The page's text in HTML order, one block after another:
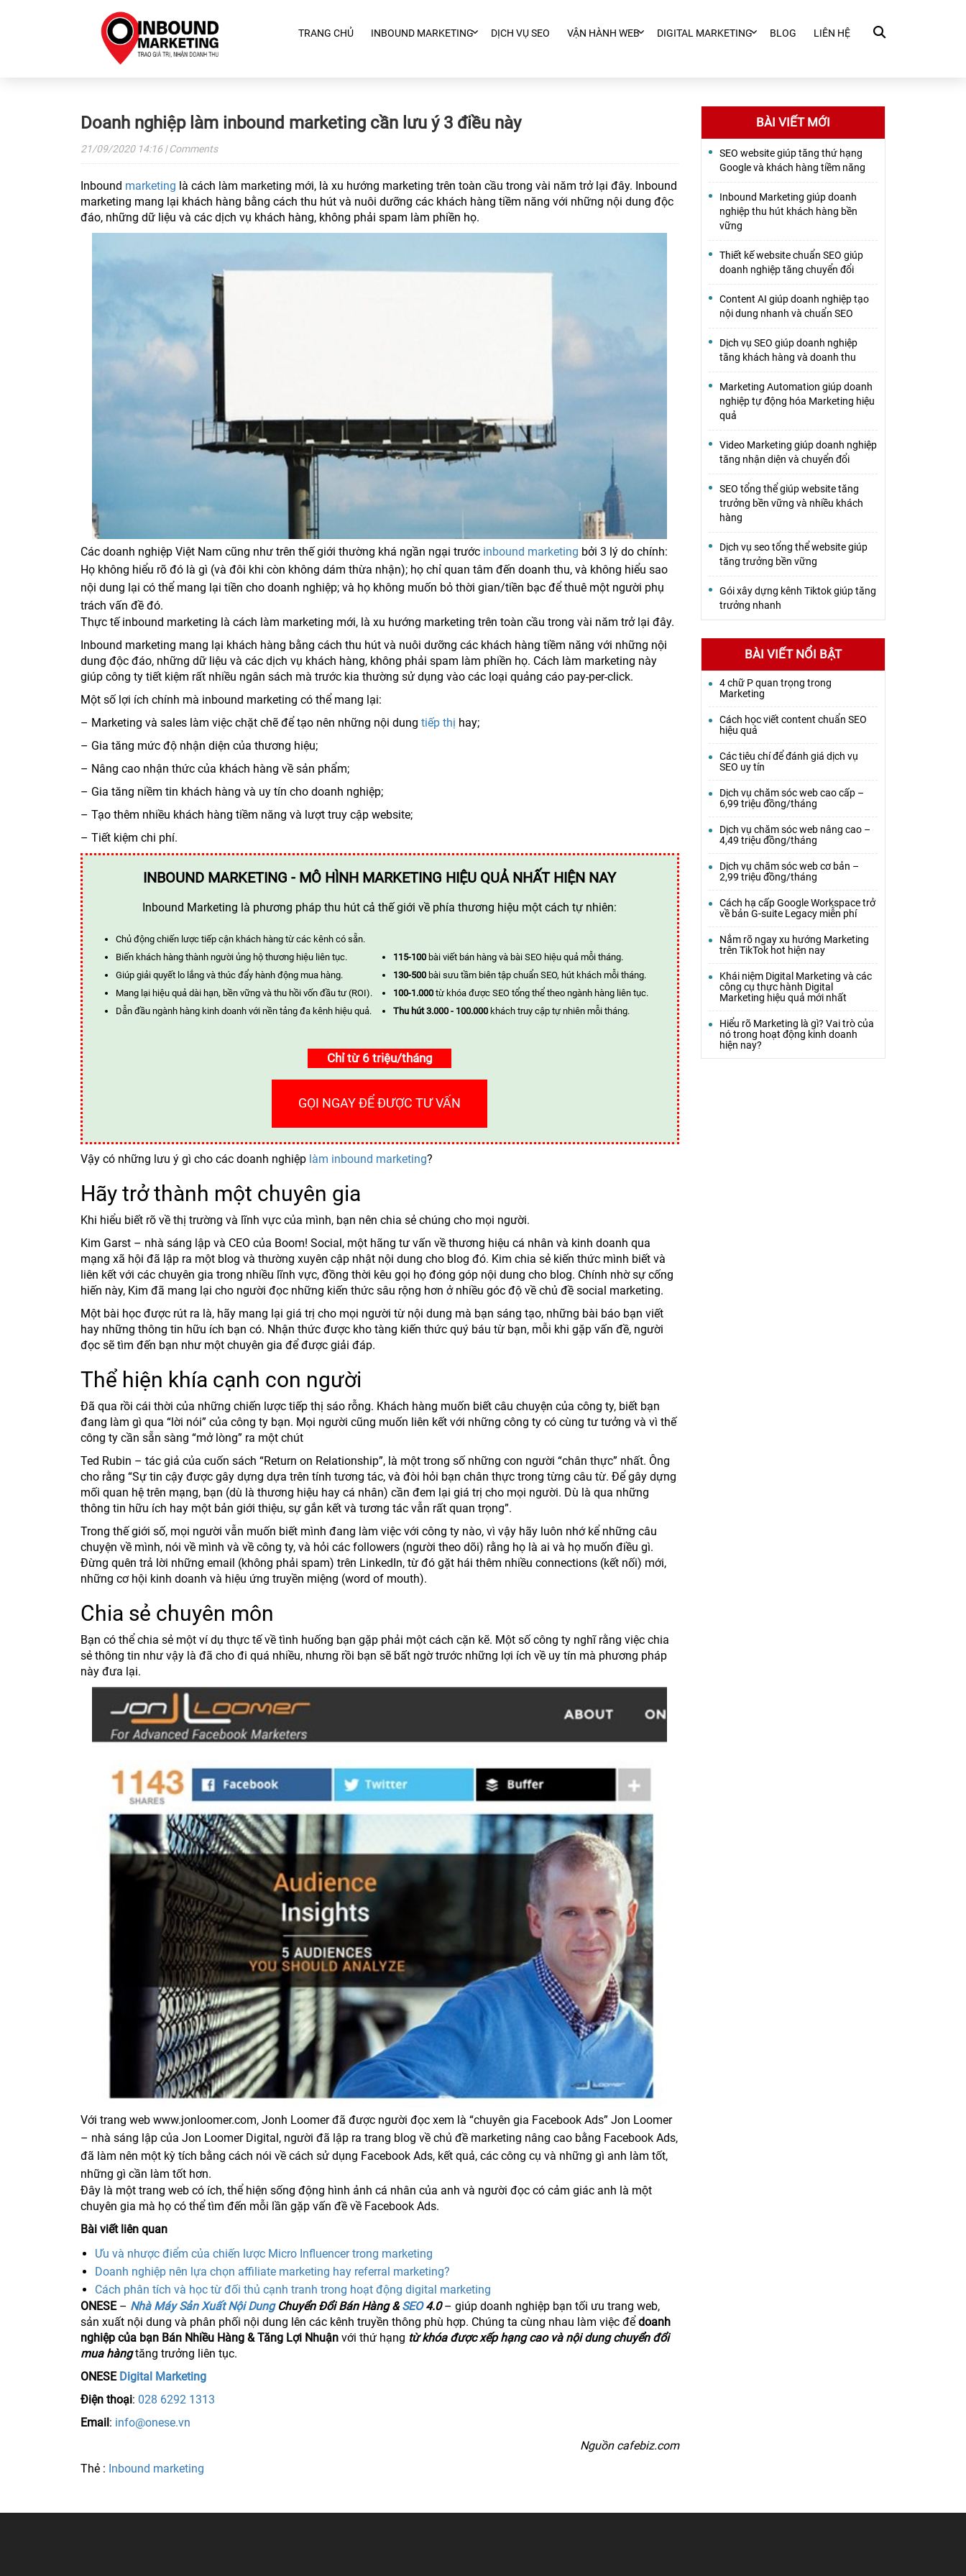
TRANG CHỦ INBOUND MARKETING DỊCH VỤ SEO VẬN HÀNH WEB DIGITAL MARKETING BLOG LIÊN HỆ
Doanh nghiệp làm inbound marketing cần lưu ý 3 điều này
21/09/202014:16 | Comments
Inbound marketing là cách làm marketing mới, là xu hướng marketing trên toàn cầu trong vài năm trở lại đây. Inbound
marketing mang lại khách hàng bằng cách thu hút và nuôi dưỡng các khách hàng tiềm năng với những nội dung độc
đáo, những dữ liệu và các dịch vụ khách hàng, không phải spam làm phiền họ.
Các doanh nghiệp Việt Nam cũng như trên thế giới thường khá ngần ngại trước inbound marketing bởi 3 lý do chính:
Họ không hiểu rõ đó là gì (và đôi khi còn không dám thừa nhận); họ chỉ quan tâm đến doanh thu, và không hiểu sao
nội dung lại có thể mang lại tiền cho doanh nghiệp; và họ không muốn bỏ thời gian/tiền bạc để thuê một người phụ
trách vấn đề đó.
Thực tế inbound marketing là cách làm marketing mới, là xu hướng marketing trên toàn cầu trong vài năm trở lại đây.
Inbound marketing mang lại khách hàng bằng cách thu hút và nuôi dưỡng các khách hàng tiềm năng với những nội
dung độc đáo, những dữ liệu và các dịch vụ khách hàng, không phải spam làm phiền họ. Cách làm marketing này
giúp công ty tiết kiệm rất nhiều ngân sách mà trước kia thường sử dụng vào các loại quảng cáo pay-per-click.
Một số lợi ích chính mà inbound marketing có thể mang lại:
– Marketing và sales làm việc chặt chẽ để tạo nên những nội dung tiếp thị hay;
– Gia tăng mức độ nhận diện của thương hiệu;
– Nâng cao nhận thức của khách hàng về sản phẩm;
– Gia tăng niềm tin khách hàng và uy tín cho doanh nghiệp;
– Tạo thêm nhiều khách hàng tiềm năng và lượt truy cập website;
– Tiết kiệm chi phí.
INBOUND MARKETING - MÔ HÌNH MARKETING HIỆU QUẢ NHẤT HIỆN NAY
Inbound Marketing là phương pháp thu hút cả thế giới về phía thương hiệu một cách tự nhiên:
Chủ động chiến lược tiếp cận khách hàng từ các kênh có sẵn.
Biến khách hàng thành người ủng hộ thương hiệu liên tục.
Giúp giải quyết lo lắng và thúc đẩy hành động mua hàng.
Mang lại hiệu quả dài hạn, bền vững và thu hồi vốn đầu tư (ROI).
Dẫn đầu ngành hàng kinh doanh với nền tảng đa kênh hiệu quả.
115-100 bài viết bán hàng và bài SEO hiệu quả mỗi tháng.
130-500 bài sưu tầm biên tập chuẩn SEO, hút khách mỗi tháng.
100-1.000 từ khóa được SEO tổng thể theo ngành hàng liên tục.
Thu hút 3.000 - 100.000 khách truy cập tự nhiên mỗi tháng.
Chỉ từ 6 triệu/tháng
GỌI NGAY ĐỂ ĐƯỢC TƯ VẤN
Vậy có những lưu ý gì cho các doanh nghiệp làm inbound marketing?
Hãy trở thành một chuyên gia
Khi hiểu biết rõ về thị trường và lĩnh vực của mình, bạn nên chia sẻ chúng cho mọi người.
Kim Garst – nhà sáng lập và CEO của Boom! Social, một hãng tư vấn về thương hiệu cá nhân và kinh doanh qua
mạng xã hội đã lập ra một blog và thường xuyên cập nhật nội dung cho blog đó. Kim chia sẻ kiến thức mình biết và
liên kết với các chuyên gia trong nhiều lĩnh vực, đồng thời kêu gọi họ đóng góp nội dung cho blog. Chính nhờ sự cống
hiến này, Kim đã mang lại cho người đọc những kiến thức sâu rộng hơn ở nhiều góc độ về chủ đề social marketing.
Một bài học được rút ra là, hãy mang lại giá trị cho mọi người từ nội dung mà bạn sáng tạo, những bài báo bạn viết
hay những thông tin hữu ích bạn có. Nhận thức được kho tàng kiến thức quý báu từ bạn, mỗi khi gặp vấn đề, người
đọc sẽ tìm đến bạn như một chuyên gia để được giải đáp.
Thể hiện khía cạnh con người
Đã qua rồi cái thời của những chiến lược tiếp thị sáo rỗng. Khách hàng muốn biết câu chuyện của công ty, biết bạn
đang làm gì qua “lời nói” của công ty bạn. Mọi người cũng muốn liên kết với những công ty có cùng tư tưởng và vì thế
công ty cần sẵn sàng “mở lòng” ra một chút
Ted Rubin – tác giả của cuốn sách “Return on Relationship”, là một trong số những con người “chân thực” nhất. Ông
cho rằng “Sự tin cậy được gây dựng dựa trên tính tương tác, và đòi hỏi bạn chân thực trong từng câu từ. Để gây dựng
mối quan hệ trên mạng, bạn (dù là thương hiệu hay cá nhân) cần đem lại giá trị cho mọi người. Dù là qua những
thông tin hữu ích hay một bản giới thiệu, sự gắn kết và tương tác vẫn rất quan trọng”.
Trong thế giới số, mọi người vẫn muốn biết mình đang làm việc với công ty nào, vì vậy hãy luôn nhớ kể những câu
chuyện về mình, nói về mình và về công ty, và hỏi các followers (người theo dõi) rằng họ là ai và họ muốn điều gì.
Đừng quên trả lời những email (không phải spam) trên LinkedIn, từ đó gặt hái thêm nhiều connections (kết nối) mới,
những cơ hội kinh doanh và hiệu ứng truyền miệng (word of mouth).
Chia sẻ chuyên môn
Bạn có thể chia sẻ một ví dụ thực tế về tình huống bạn gặp phải một cách cặn kẽ. Một số công ty nghĩ rằng việc chia
sẻ thông tin như vậy là đã cho đi quá nhiều, nhưng rồi bạn sẽ bất ngờ trước những lợi ích về uy tín mà phương pháp
này đưa lại.
Với trang web www.jonloomer.com, Jonh Loomer đã được người đọc xem là “chuyên gia Facebook Ads” Jon Loomer
– nhà sáng lập của Jon Loomer Digital, người đã lập ra trang blog về chủ đề marketing nâng cao bằng Facebook Ads,
đã làm nên một kỳ tích bằng cách nói về cách sử dụng Facebook Ads, kết quả, các công cụ và những gì anh làm tốt,
những gì cần làm tốt hơn.
Đây là một trang web có ích, thể hiện sống động hình ảnh cá nhân của anh và người đọc có cảm giác anh là một
chuyên gia mà họ có thể tìm đến mỗi lần gặp vấn đề về Facebook Ads.
Bài viết liên quan
Ưu và nhược điểm của chiến lược Micro Influencer trong marketing
Doanh nghiệp nên lựa chọn affiliate marketing hay referral marketing?
Cách phân tích và học từ đối thủ cạnh tranh trong hoạt động digital marketing
ONESE– Nhà Máy Sản Xuất Nội DungChuyển Đổi Bán Hàng &SEO4.0– giúp doanh nghiệp bạn tối ưu trang web,
sản xuất nội dung và phân phối nội dung lên các kênh truyền thông phù hợp. Chúng ta cùng nhau làm việc để doanh
nghiệp của bạn Bán Nhiều Hàng & Tăng Lợi Nhuận với thứ hạng từ khóa được xếp hạng cao và nội dung chuyển đổi
mua hàngtăng trưởng liên tục.
ONESE Digital Marketing
Điện thoại: 028 6292 1313
Email: info@onese.vn
Nguồn cafebiz.com
Thẻ : Inbound marketing
BÀI VIẾT MỚI
SEO website giúp tăng thứ hạng
Google và khách hàng tiềm năng
Inbound Marketing giúp doanh
nghiệp thu hút khách hàng bền
vững
Thiết kế website chuẩn SEO giúp
doanh nghiệp tăng chuyển đổi
Content AI giúp doanh nghiệp tạo
nội dung nhanh và chuẩn SEO
Dịch vụ SEO giúp doanh nghiệp
tăng khách hàng và doanh thu
Marketing Automation giúp doanh
nghiệp tự động hóa Marketing hiệu
quả
Video Marketing giúp doanh nghiệp
tăng nhận diện và chuyển đổi
SEO tổng thể giúp website tăng
trưởng bền vững và nhiều khách
hàng
Dịch vụ seo tổng thể website giúp
tăng trưởng bền vững
Gói xây dựng kênh Tiktok giúp tăng
trưởng nhanh
BÀI VIẾT NỔI BẬT
4 chữ P quan trọng trong
Marketing
Cách học viết content chuẩn SEO
hiệu quả
Các tiêu chí để đánh giá dịch vụ
SEO uy tín
Dịch vụ chăm sóc web cao cấp –
6,99 triệu đồng/tháng
Dịch vụ chăm sóc web nâng cao –
4,49 triệu đồng/tháng
Dịch vụ chăm sóc web cơ bản –
2,99 triệu đồng/tháng
Cách hạ cấp Google Workspace trở
về bản G-suite Legacy miễn phí
Nắm rõ ngay xu hướng Marketing
trên TikTok hot hiện nay
Khái niệm Digital Marketing và các
công cụ thực hành Digital
Marketing hiệu quả mới nhất
Hiểu rõ Marketing là gì? Vai trò của
nó trong hoạt động kinh doanh
hiện nay?